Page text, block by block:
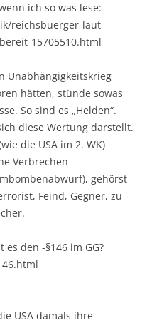
ich so was lese:
reichsbuerger-laut-
15705510.html
Unabhängigkeitskrieg
hätten, stünde sowas
So sind es „Helden“.
diese Wertung darstellt.
die USA im 2. WK)
Verbrechen
gehörst
Feind, Gegner, zu
den -§146 im GG?
USA damals ihre